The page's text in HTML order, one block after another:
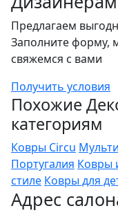
Предлагаем
Заполните форму,
свяжемся с вами
Получить условия
Похожие
категориям
Ковры Circu
Португалия Ковры
стиле Ковры для
Адрес